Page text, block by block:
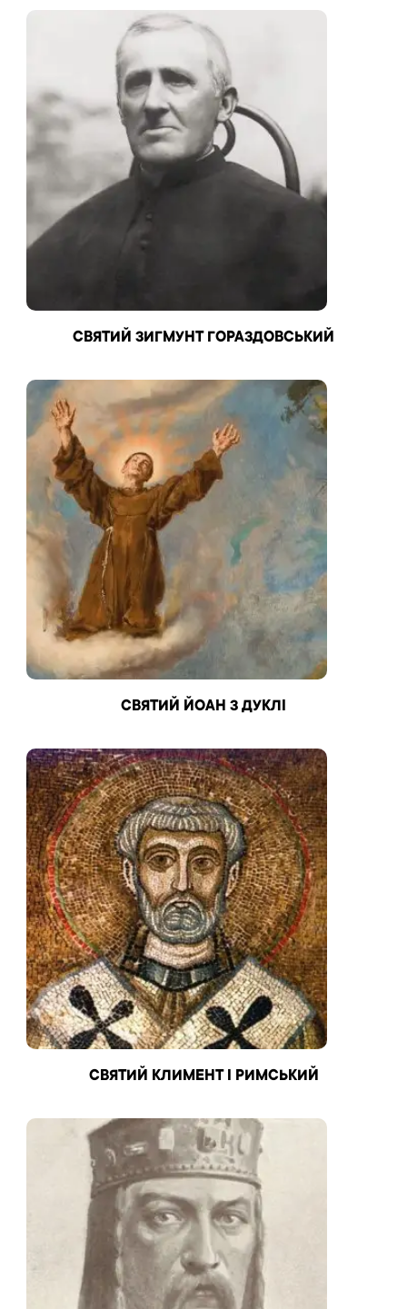
СВЯТИЙ ЗИГМУНТ ГОРАЗДОВСЬКИЙ
СВЯТИЙ ЙОАН З ДУКЛІ
СВЯТИЙ КЛИМЕНТ І РИМСЬКИЙ